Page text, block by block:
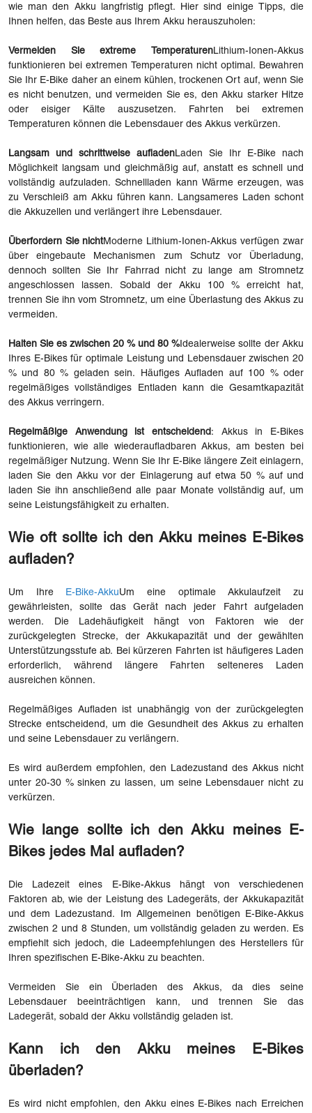
wie man den Akku langfristig pflegt. Hier sind einige Tipps, die
Ihnen helfen, das Beste aus Ihrem Akku herauszuholen:
Vermeiden Sie extreme TemperaturenLithium-Ionen-Akkus
funktionieren bei extremen Temperaturen nicht optimal. Bewahren
Sie Ihr E-Bike daher an einem kühlen, trockenen Ort auf, wenn Sie
es nicht benutzen, und vermeiden Sie es, den Akku starker Hitze
oder eisiger Kälte auszusetzen. Fahrten bei extremen
Temperaturen können die Lebensdauer des Akkus verkürzen.
Langsam und schrittweise aufladenLaden Sie Ihr E-Bike nach
Möglichkeit langsam und gleichmäßig auf, anstatt es schnell und
vollständig aufzuladen. Schnellladen kann Wärme erzeugen, was
zu Verschleiß am Akku führen kann. Langsameres Laden schont
die Akkuzellen und verlängert ihre Lebensdauer.
Überfordern Sie nichtModerne Lithium-Ionen-Akkus verfügen zwar
über eingebaute Mechanismen zum Schutz vor Überladung,
dennoch sollten Sie Ihr Fahrrad nicht zu lange am Stromnetz
angeschlossen lassen. Sobald der Akku 100 % erreicht hat,
trennen Sie ihn vom Stromnetz, um eine Überlastung des Akkus zu
vermeiden.
Halten Sie es zwischen 20 % und 80 %Idealerweise sollte der Akku
Ihres E-Bikes für optimale Leistung und Lebensdauer zwischen 20
% und 80 % geladen sein. Häufiges Aufladen auf 100 % oder
regelmäßiges vollständiges Entladen kann die Gesamtkapazität
des Akkus verringern.
Regelmäßige Anwendung ist entscheidend : Akkus in E-Bikes
funktionieren, wie alle wiederaufladbaren Akkus, am besten bei
regelmäßiger Nutzung. Wenn Sie Ihr E-Bike längere Zeit einlagern,
laden Sie den Akku vor der Einlagerung auf etwa 50 % auf und
laden Sie ihn anschließend alle paar Monate vollständig auf, um
seine Leistungsfähigkeit zu erhalten.
Wie oft sollte ich den Akku meines E-Bikes
aufladen?
Um Ihre E-Bike-AkkuUm eine optimale Akkulaufzeit zu
gewährleisten, sollte das Gerät nach jeder Fahrt aufgeladen
werden. Die Ladehäufigkeit hängt von Faktoren wie der
zurückgelegten Strecke, der Akkukapazität und der gewählten
Unterstützungsstufe ab. Bei kürzeren Fahrten ist häufigeres Laden
erforderlich, während längere Fahrten selteneres Laden
ausreichen können.
Regelmäßiges Aufladen ist unabhängig von der zurückgelegten
Strecke entscheidend, um die Gesundheit des Akkus zu erhalten
und seine Lebensdauer zu verlängern.
Es wird außerdem empfohlen, den Ladezustand des Akkus nicht
unter 20-30 % sinken zu lassen, um seine Lebensdauer nicht zu
verkürzen.
Wie lange sollte ich den Akku meines E-
Bikes jedes Mal aufladen?
Die Ladezeit eines E-Bike-Akkus hängt von verschiedenen
Faktoren ab, wie der Leistung des Ladegeräts, der Akkukapazität
und dem Ladezustand. Im Allgemeinen benötigen E-Bike-Akkus
zwischen 2 und 8 Stunden, um vollständig geladen zu werden. Es
empfiehlt sich jedoch, die Ladeempfehlungen des Herstellers für
Ihren spezifischen E-Bike-Akku zu beachten.
Vermeiden Sie ein Überladen des Akkus, da dies seine
Lebensdauer beeinträchtigen kann, und trennen Sie das
Ladegerät, sobald der Akku vollständig geladen ist.
Kann ich den Akku meines E-Bikes
überladen?
Es wird nicht empfohlen, den Akku eines E-Bikes nach Erreichen